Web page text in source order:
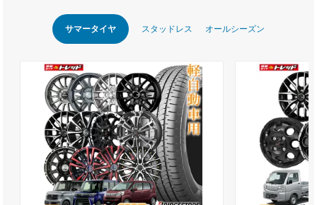
サマータイヤ スタッドレス オールシーズン